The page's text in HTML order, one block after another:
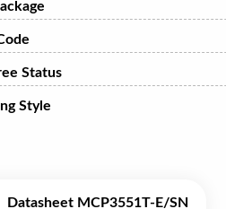
Status
Style
Datasheet MCP3551T-E/SN